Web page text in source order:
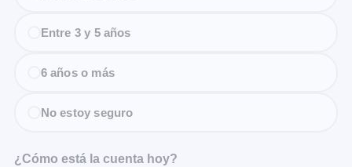
Entre 3 y 5 años
6 años o más
No estoy seguro
¿Cómo está la cuenta hoy?